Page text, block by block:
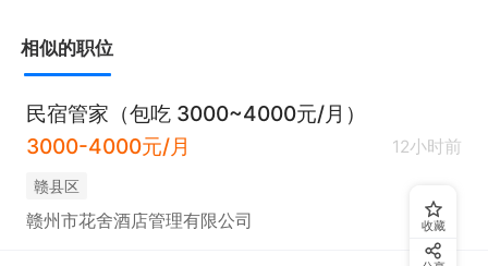
相似的职位
民宿管家（包吃 3000~4000元/月）
3000-4000元/月
12小时前
赣县区
赣州市花舍酒店管理有限公司 收藏